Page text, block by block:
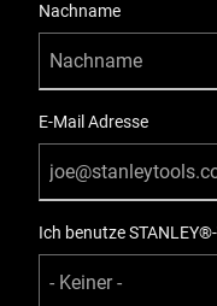
Nachname
E-Mail Adresse
Ich benutze